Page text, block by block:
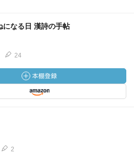
になる日 漢詩の手帖
24
2